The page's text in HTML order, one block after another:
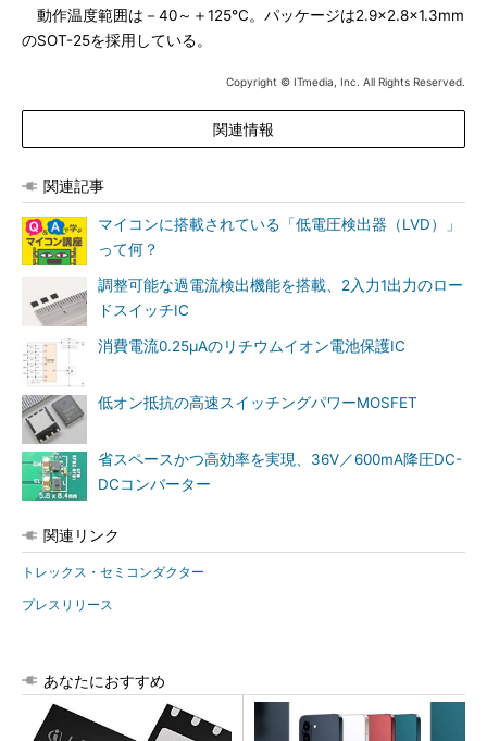
動作温度範囲は－40～＋125℃。パッケージは2.9×2.8×1.3mm
のSOT-25を採用している。
Copyright © ITmedia, Inc. All Rights Reserved.
関連情報
関連記事
マイコンに搭載されている「低電圧検出器（LVD）」
って何？
調整可能な過電流検出機能を搭載、2入力1出力のロー
ドスイッチIC
消費電流0.25μAのリチウムイオン電池保護IC
低オン抵抗の高速スイッチングパワーMOSFET
省スペースかつ高効率を実現、36V／600mA降圧DC-
DCコンバーター
関連リンク
トレックス・セミコンダクター
プレスリリース
あなたにおすすめ